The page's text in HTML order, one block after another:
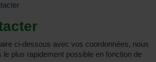
ci-dessous avec vos coordonnées, nous
plus rapidement possible en fonction de